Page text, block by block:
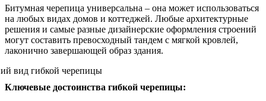
Битумная черепица универсальна – она может использоваться
на любых видах домов и коттеджей. Любые архитектурные
решения и самые разные дизайнерские оформления строений
могут составить превосходный тандем с мягкой кровлей,
лаконично завершающей образ здания.
Ключевые достоинства гибкой черепицы: